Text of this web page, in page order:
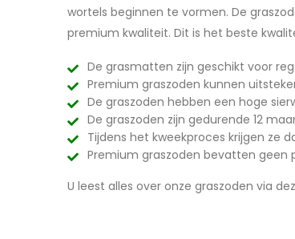
wortels beginnen te vormen. De
premium kwaliteit. Dit is het beste
De grasmatten zijn geschikt voor
Premium graszoden kunnen
De graszoden hebben een hoge
De graszoden zijn gedurende 12
Tijdens het kweekproces krijgen ze
Premium graszoden bevatten geen
U leest alles over onze graszoden via